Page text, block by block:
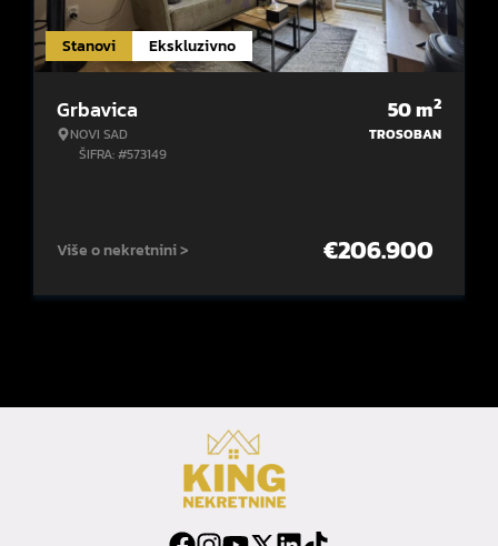
Stanovi Ekskluzivno
Grbavica
NOVI SAD
ŠIFRA: #573149
50m2
TROSOBAN
Više o nekretnini > €206.900